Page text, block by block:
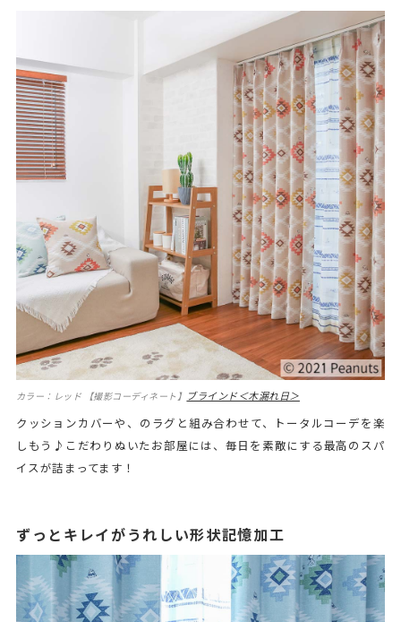
カラー：レッド 【撮影コーディネート】 ブラインド＜木漏れ日＞
クッションカバーや、のラグと組み合わせて、トータルコーデを楽
しもう♪こだわりぬいたお部屋には、毎日を素敵にする最高のスパ
イスが詰まってます！
ずっとキレイがうれしい形状記憶加工